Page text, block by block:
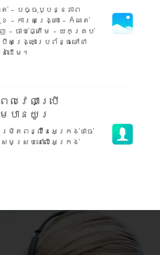
ណត់ - បច្ចុប្បន្នភាព
- ការសង្គ្រោះ - កំណត់
វិញ - ចាប់ផ្តើម - យកគ្រប់
បីសង្គ្រោះប្រព័ន្ធទៅជា
ាំដើម។
លវេលាប្រើ
បានយូរ
រិតពន្លឺនៃអេក្រង់ថាច់
មស្របនៅលើអេក្រង់